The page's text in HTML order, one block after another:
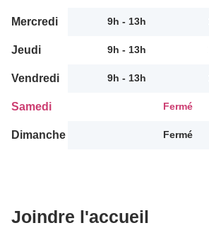
Mercredi 9h - 13h
Jeudi 9h - 13h
Vendredi 9h - 13h
Samedi Fermé
Dimanche Fermé
Joindre l'accueil